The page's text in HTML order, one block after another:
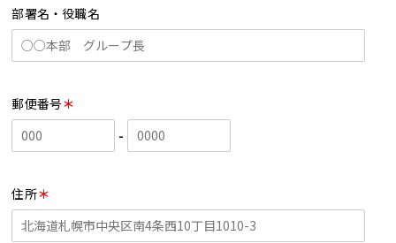
部署名・役職名
郵便番号＊
-
住所＊